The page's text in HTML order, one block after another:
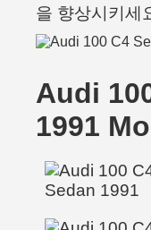
을 향상시키세
Audi
1991